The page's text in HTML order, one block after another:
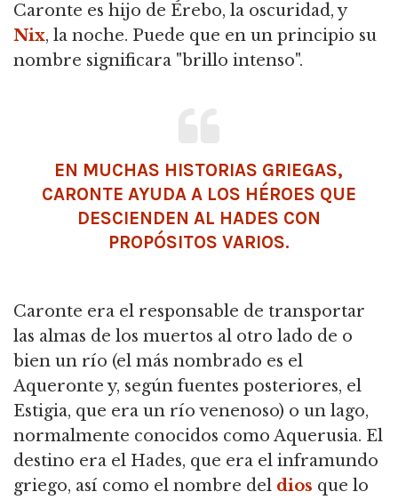
Caronte es hijo de Érebo, la oscuridad, y
Nix, la noche. Puede que en un principio su
nombre significara "brillo intenso".
EN MUCHAS HISTORIAS GRIEGAS,
CARONTE AYUDA A LOS HÉROES QUE
DESCIENDEN AL HADES CON
PROPÓSITOS VARIOS.
Caronte era el responsable de transportar
las almas de los muertos al otro lado de o
bien un río (el más nombrado es el
Aqueronte y, según fuentes posteriores, el
Estigia, que era un río venenoso) o un lago,
normalmente conocidos como Aquerusia. El
destino era el Hades, que era el inframundo
griego, así como el nombre del dios que lo